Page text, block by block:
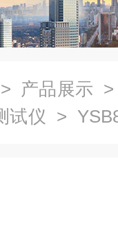
> 产品展示
试仪 >